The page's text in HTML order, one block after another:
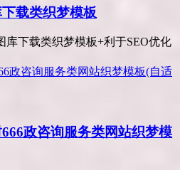
载类织梦模板
库下载类织梦模板+利于SEO优化
政咨询服务类网站织梦模